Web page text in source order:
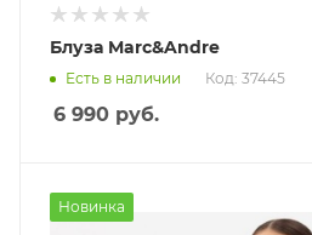
Блуза Marc&Andre
Есть в наличии Код: 37445
6 990 руб.
Новинка